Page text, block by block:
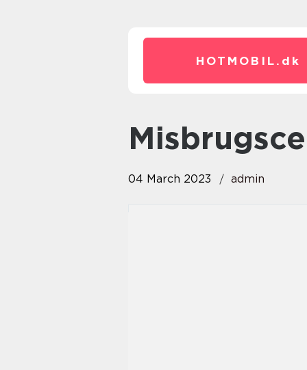
HOTMOBIL. dk
04 March 2023 admin